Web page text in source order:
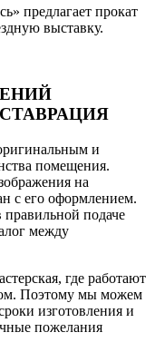
предлагает прокат
выставку.
и
помещения.
на
с его оформлением.
подаче
между
где работают
Поэтому мы можем
изготовления и
пожелания